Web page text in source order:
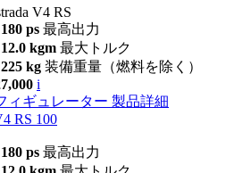
V4 RS
180 ps 最高出力
12.0 kgm 最大トルク
225 kg 装備重量（燃料を除く）
i
ィギュレーター 製品詳細
RS 100
180 ps 最高出力